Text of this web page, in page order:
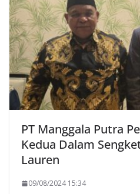
PT Manggala Putra
Kedua Dalam
Lauren
09/08/2024 15:34